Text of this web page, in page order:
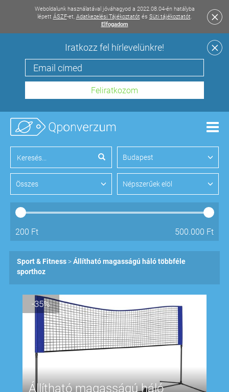
Weboldalunk használatával jóváhagyod a 2022.08.04-én hatályba
lépett ÁSZF-et, Adatkezelési Tájékoztatót és Süti tájékoztatót.
Elfogadom
Iratkozz fel hírlevelünkre!
Budapest
Összes Népszerűek elöl
200 Ft 500.000 Ft
Sport & Fitness
Állítható magasságú háló többféle
sporthoz
-35%
Állítható magasságú háló